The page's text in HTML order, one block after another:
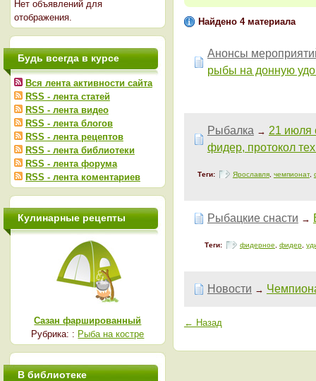
Найдено 4 материала
Анонсы
рыбы на донную
Рыбалка→ 21 июля
фидер, протокол
Теги: Ярославля, чемпионат,
Рыбацкие снасти →
Теги: фидерное фидер,
Новости →
← Назад
Нет объявлений для
отображения.
Будь всегда в курсе
Вся лента активности сайта
RSS - лента статей
RSS - лента видео
RSS - лента блогов
RSS - лента рецептов
RSS - лента библиотеки
RSS - лента форума
RSS - лента коментариев
Кулинарные рецепты
Сазан фаршированный
Рубрика: : Рыба на костре
В библиотеке